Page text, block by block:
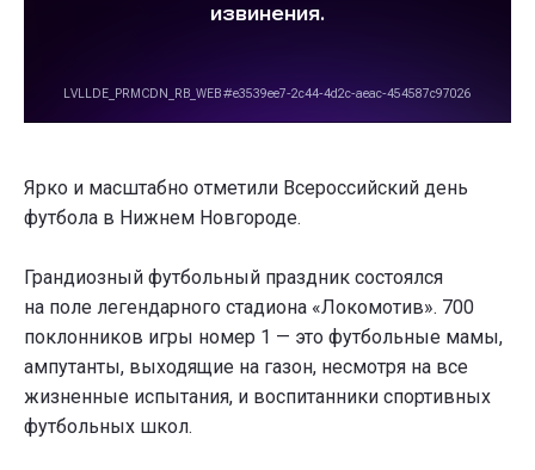
Ярко и масштабно отметили Всероссийский день
футбола в Нижнем Новгороде.
Грандиозный футбольный праздник состоялся
на поле легендарного стадиона «Локомотив». 700
поклонников игры номер 1 — это футбольные мамы,
ампутанты, выходящие на газон, несмотря на все
жизненные испытания, и воспитанники спортивных
футбольных школ.